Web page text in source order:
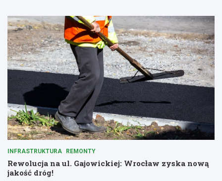
INFRASTRUKTURA REMONTY
Rewolucja na ul. Gajowickiej: Wrocław zyska nową
jakość dróg!